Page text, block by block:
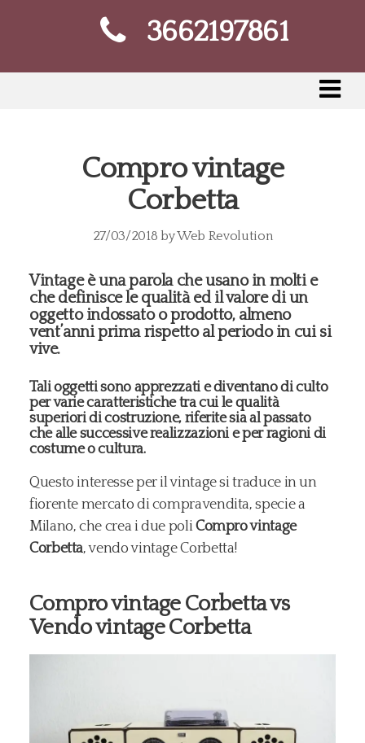
3662197861
Compro vintage
Corbetta
27/03/2018 byWeb Revolution
Vintage è una parola che usano in molti e
che definisce le qualità ed il valore di un
oggetto indossato o prodotto, almeno
vent’anni prima rispetto al periodo in cui si
vive.
Tali oggetti sono apprezzati e diventano di culto
per varie caratteristiche tra cui le qualità
superiori di costruzione, riferite sia al passato
che alle successive realizzazioni e per ragioni di
costume o cultura.
Questo interesse per il vintage si traduce in un
fiorente mercato di compravendita, specie a
Milano, che crea i due poliCompro vintage
Corbetta, vendo vintage Corbetta!
Compro vintage Corbetta vs
Vendo vintage Corbetta